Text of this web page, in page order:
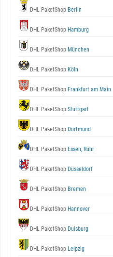
DHL PaketShop Berlin
DHL PaketShop Hamburg
DHL PaketShop München
DHL PaketShop Köln
DHL PaketShop Frankfurt am Main
DHL PaketShop Stuttgart
DHL PaketShop Dortmund
DHL PaketShop Essen, Ruhr
DHL PaketShop Düsseldorf
DHL PaketShop Bremen
DHL PaketShop Hannover
DHL PaketShop Duisburg
DHL PaketShop Leipzig